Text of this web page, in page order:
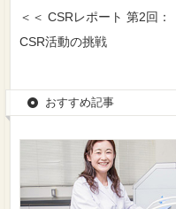
＜＜ CSRレポート 第2回
CSR活動の挑戦
おすすめ記事